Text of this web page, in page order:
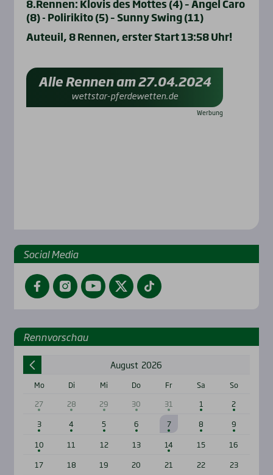
8.Rennen: Klovis des Mottes (4) – Angel Caro
(8) - Polirikito (5) – Sunny Swing (11)
Auteuil, 8 Rennen, erster Start 13:58 Uhr!
Alle Rennen am 27.04.2024
wettstar-pferdewetten.de
Social Media
FacebookInstagramYouTubeTwitterTikTok
Renn­vor­schau
August 2026
Mo Di Mi Do Fr Sa
So
27
28 29 30 31 1
2
3
4 5 6 7 8
9
10
11 12 13 14 15
16
17
18 19 20 21 22
23